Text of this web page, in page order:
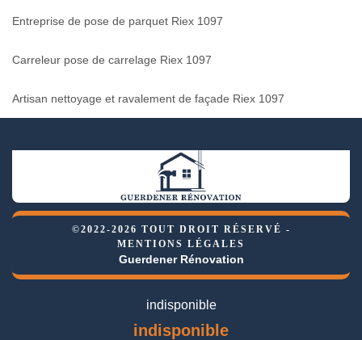
Entreprise de pose de parquet Riex 1097
Carreleur pose de carrelage Riex 1097
Artisan nettoyage et ravalement de façade Riex 1097
©2022-2026 TOUT DROIT RÉSERVÉ -
MENTIONS LÉGALES
Guerdener Rénovation
indisponible
indisponible